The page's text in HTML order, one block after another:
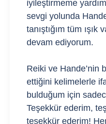
iyileştirmeme
sevgi yolunda
tanıştığım tüm ışık
devam ediyorum.
Reiki ve Hande’nin
ettiğini kelimelerle
bulduğum için
Teşekkür ederim,
teşekkür ederim!